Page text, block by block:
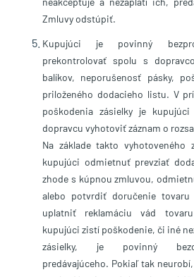
Zmluvy odstúpiť.
Kupujúci je povinný
prekontrolovať spolu s
balíkov, neporušenosť pásky,
priloženého dodacieho listu. V
poškodenia zásielky je
dopravcu vyhotoviť záznam o
Na základe takto vyhotoveného
kupujúci odmietnuť prevziať
zhode s kúpnou zmluvou,
alebo potvrdiť doručenie
uplatniť reklamáciu vád
kupujúci zistí poškodenie, či iné
zásielky, je povinný
predávajúceho. Pokiaľ tak